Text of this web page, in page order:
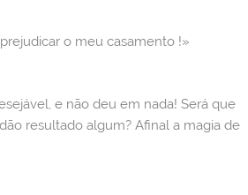
o meu casamento !»
e não deu em nada! Será que
resultado algum? Afinal a magia de